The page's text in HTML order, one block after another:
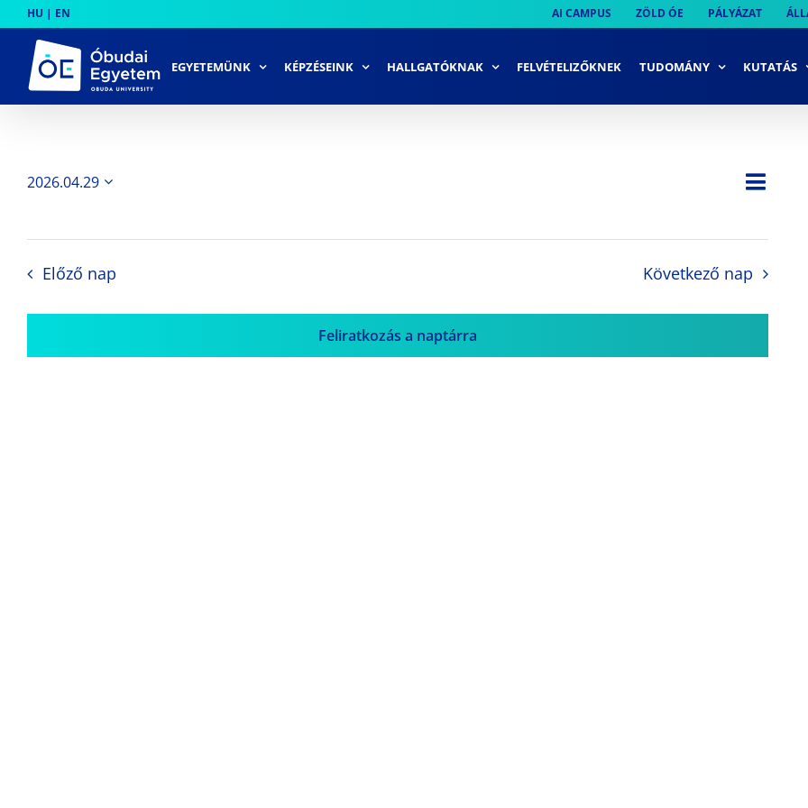
to
content
HU | EN AI CAMPUS ZÖLD ÓE PÁLYÁZAT
EGYETEMÜNK KÉPZÉSEINK HALLGATÓKNAK FELVÉTELIZŐKNEK TUDOMÁNY KUTATÁS
Nap
2026.04.29
Előző nap Következő nap
Feliratkozás a naptárra